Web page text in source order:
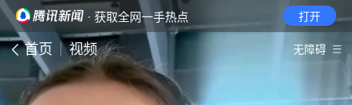
· 获取全网一手热点 打开
首页 视频 无障碍